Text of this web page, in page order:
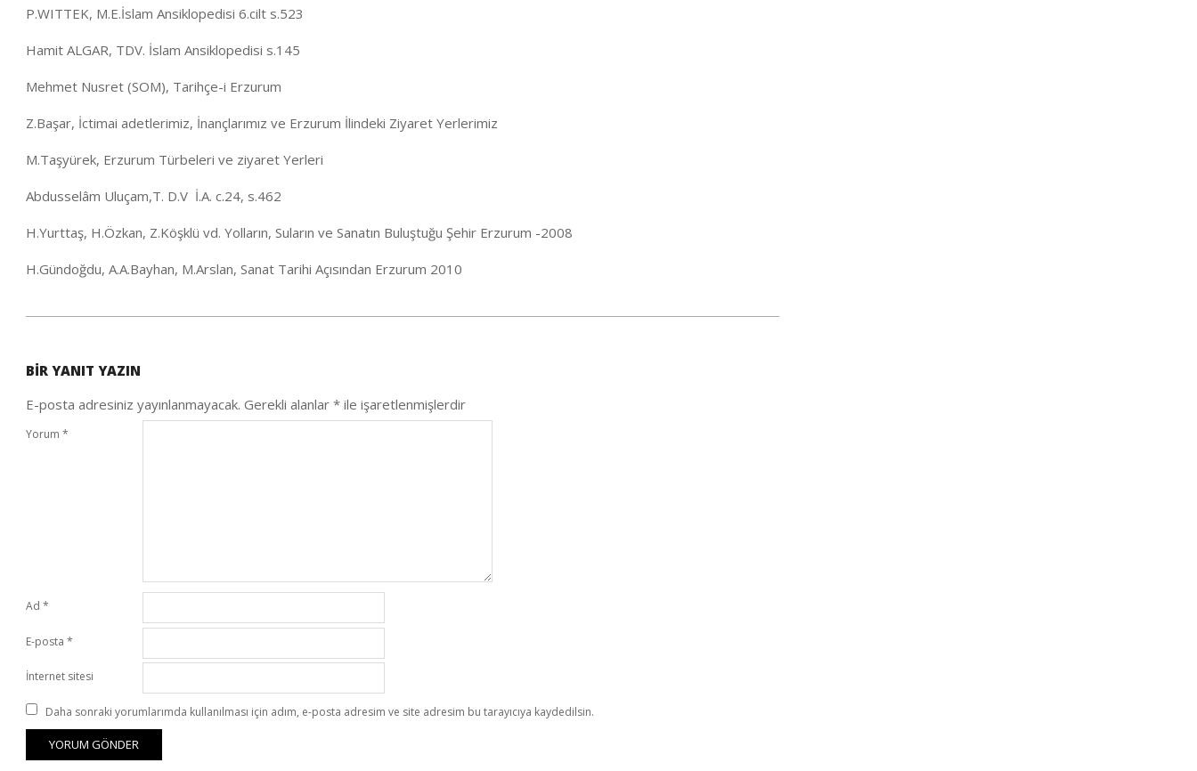
P.WITTEK, M.E.İslam Ansiklopedisi 6.cilt s.523
Hamit ALGAR, TDV. İslam Ansiklopedisi s.145
Mehmet Nusret (SOM), Tarihçe-i Erzurum
Z.Başar, İctimai adetlerimiz, İnançlarımız ve Erzurum İlindeki Ziyaret Yerlerimiz
M.Taşyürek, Erzurum Türbeleri ve ziyaret Yerleri
Abdusselâm Uluçam,T. D.V İ.A. c.24, s.462
H.Yurttaş, H.Özkan, Z.Köşklü vd. Yolların, Suların ve Sanatın Buluştuğu Şehir Erzurum -2008
H.Gündoğdu, A.A.Bayhan, M.Arslan, Sanat Tarihi Açısından Erzurum 2010
30
BIR YANIT YAZIN
E-posta adresiniz yayınlanmayacak. Gerekli alanlar * ile işaretlenmişlerdir
Yorum *
Ad *
E-posta *
İnternet sitesi
Daha sonraki yorumlarımda kullanılması için adım, e-posta adresim ve site adresim bu tarayıcıya kaydedilsin.